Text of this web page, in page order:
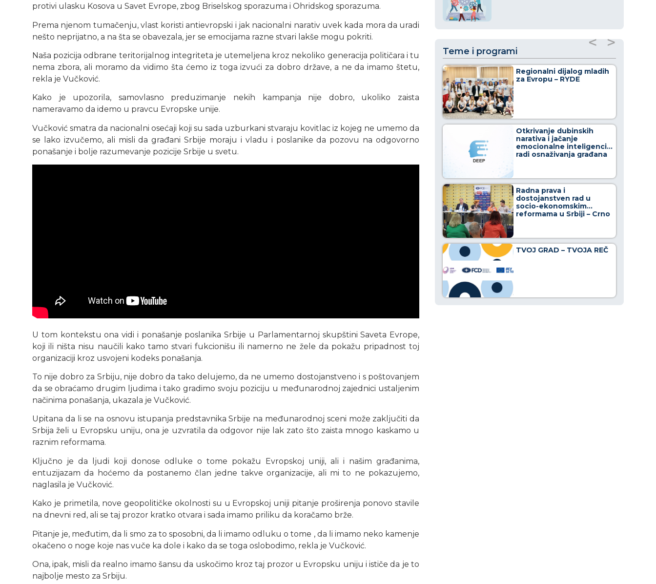
protivi ulasku Kosova u Savet Evrope, zbog Briselskog sporazuma i Ohridskog sporazuma.
Prema njenom tumačenju, vlast koristi antievropski i jak nacionalni narativ uvek kada mora da uradi
nešto neprijatno, a na šta se obavezala, jer se emocijama razne stvari lakše mogu pokriti.
Naša pozicija odbrane teritorijalnog integriteta je utemeljena kroz nekoliko generacija političara i tu
nema zbora, ali moramo da vidimo šta ćemo iz toga izvući za dobro države, a ne da imamo štetu,
rekla je Vučković.
Kako je upozorila, samovlasno preduzimanje nekih kampanja nije dobro, ukoliko zaista
nameravamo da idemo u pravcu Evropske unije.
Vučković smatra da nacionalni osećaji koji su sada uzburkani stvaraju kovitlac iz kojeg ne umemo da
se lako izvučemo, ali misli da građani Srbije moraju i vladu i poslanike da pozovu na odgovorno
ponašanje i bolje razumevanje pozicije Srbije u svetu.
U tom kontekstu ona vidi i ponašanje poslanika Srbije u Parlamentarnoj skupštini Saveta Evrope,
koji ili ništa nisu naučili kako tamo stvari fukcionišu ili namerno ne žele da pokažu pripadnost toj
organizaciji kroz usvojeni kodeks ponašanja.
To nije dobro za Srbiju, nije dobro da tako delujemo, da ne umemo dostojanstveno i s poštovanjem
da se obraćamo drugim ljudima i tako gradimo svoju poziciju u međunarodnoj zajednici ustaljenim
načinima ponašanja, ukazala je Vučković.
Upitana da li se na osnovu istupanja predstavnika Srbije na međunarodnoj sceni može zaključiti da
Srbija želi u Evropsku uniju, ona je uzvratila da odgovor nije lak zato što zaista mnogo kaskamo u
raznim reformama.
Ključno je da ljudi koji donose odluke o tome pokažu Evropskoj uniji, ali i našim građanima,
entuzijazam da hoćemo da postanemo član jedne takve organizacije, ali mi to ne pokazujemo,
naglasila je Vučković.
Kako je primetila, nove geopolitičke okolnosti su u Evropskoj uniji pitanje proširenja ponovo stavile
na dnevni red, ali se taj prozor kratko otvara i sada imamo priliku da koračamo brže.
Pitanje je, međutim, da li smo za to sposobni, da li imamo odluku o tome , da li imamo neko kamenje
okačeno o noge koje nas vuče ka dole i kako da se toga oslobodimo, rekla je Vučković.
Ona, ipak, misli da realno imamo šansu da uskočimo kroz taj prozor u Evropsku uniju i ističe da je to
najbolje mesto za Srbiju.
Teme i programi
Regionalni dijalog mladih
za Evropu – RYDE
Otkrivanje dubinskih
narativa i jačanje
emocionalne inteligencije
radi osnaživanja građana
Radna prava i
dostojanstven rad u
socio-ekonomskim
reformama u Srbiji – Crno
TVOJ GRAD – TVOJA REČ
< >